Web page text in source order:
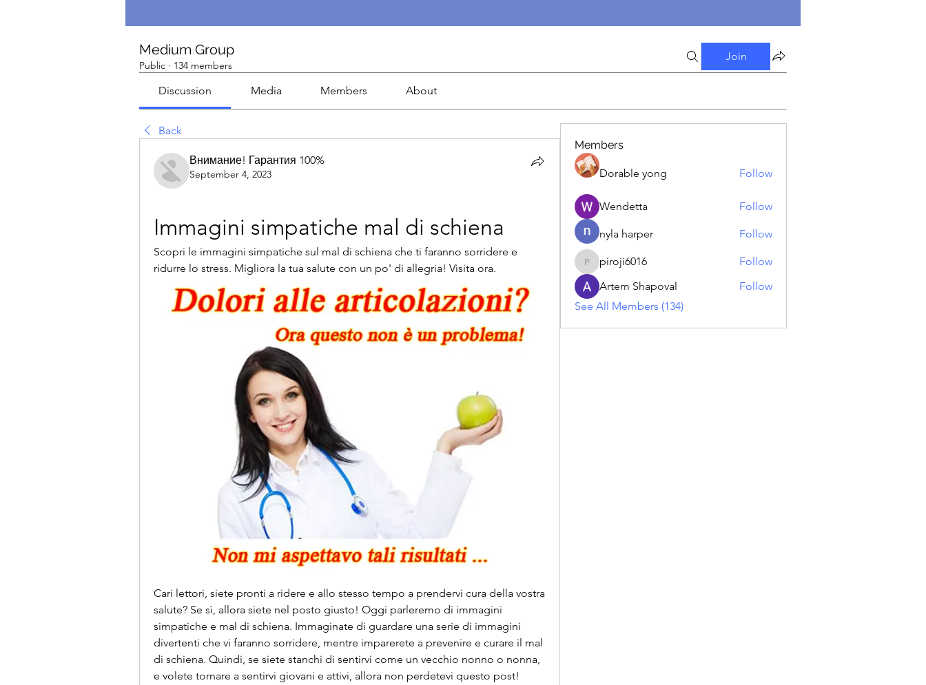
Medium Group
Public · 134 members
Join
Discussion Media Members About
Back
Внимание! Гарантия 100%
September 4, 2023
Immagini simpatiche mal di schiena
Scopri le immagini simpatiche sul mal di schiena che ti faranno sorridere e
ridurre lo stress. Migliora la tua salute con un po' di allegria! Visita ora.
Cari lettori, siete pronti a ridere e allo stesso tempo a prendervi cura della vostra
salute? Se sì, allora siete nel posto giusto! Oggi parleremo di immagini
simpatiche e mal di schiena. Immaginate di guardare una serie di immagini
divertenti che vi faranno sorridere, mentre imparerete a prevenire e curare il mal
di schiena. Quindi, se siete stanchi di sentirvi come un vecchio nonno o nonna,
e volete tornare a sentirvi giovani e attivi, allora non perdetevi questo post!
Members
Dorable yong Follow
Wendetta Follow
nyla harper Follow
piroji6016
piroji6016
Follow
Artem Shapoval
Follow
See All Members (134)